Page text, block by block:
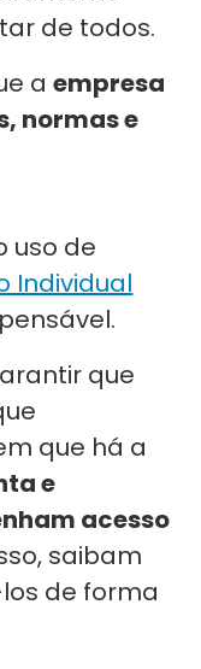
de todos.
aempresa
normas e
uso de
Individual
que
que há a
e
acesso
saibam
de forma